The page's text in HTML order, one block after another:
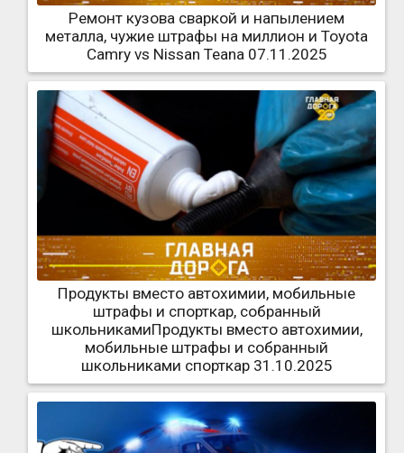
Ремонт кузова сваркой и напылением
металла, чужие штрафы на миллион и Toyota
Camry vs Nissan Teana 07.11.2025
Продукты вместо автохимии, мобильные
штрафы и спорткар, собранный
школьникамиПродукты вместо автохимии,
мобильные штрафы и собранный
школьниками спорткар 31.10.2025